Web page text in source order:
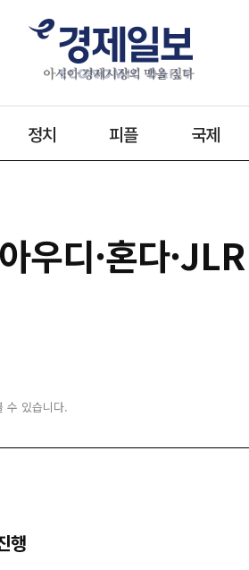
정치 피플 국제
우디·혼다
수 있습니다.
행